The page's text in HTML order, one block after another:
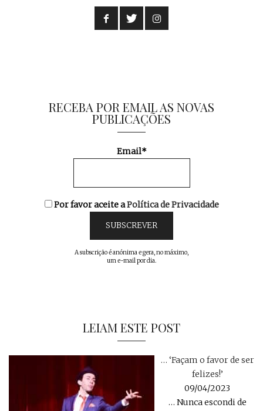
RECEBA POR EMAIL AS NOVAS
PUBLICAÇÕES
Email*
Por favor aceite aPolítica de Privacidade
A subscrição é anónima e gera, no máximo,
um e-mail por dia.
LEIAM ESTE POST
… ‘Façam o favor de ser
felizes!’
09/04/2023
… Nunca escondi de